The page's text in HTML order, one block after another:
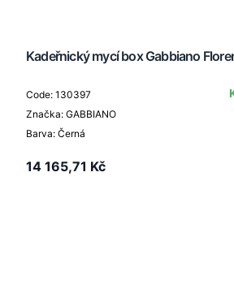
Kadeřnický mycí box Gabbiano
Code: 130397
Značka: GABBIANO
Barva: Černá
14 165,71 Kč